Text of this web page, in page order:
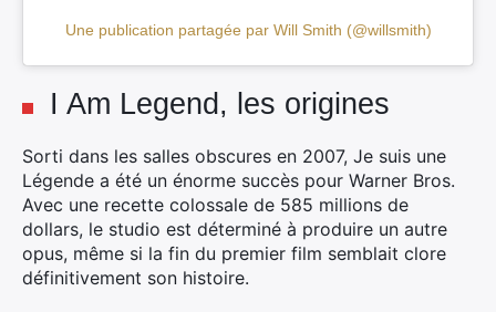
Une publication partagée par Will Smith (@willsmith)
I Am Legend, les origines
Sorti dans les salles obscures en 2007, Je suis une
Légende a été un énorme succès pour Warner Bros.
Avec une recette colossale de 585 millions de
dollars, le studio est déterminé à produire un autre
opus, même si la fin du premier film semblait clore
définitivement son histoire.